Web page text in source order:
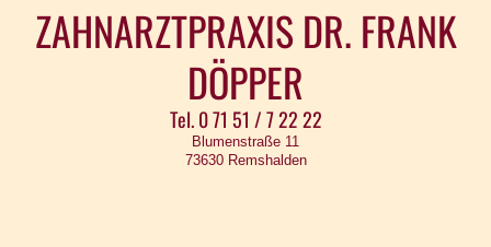
ZAHNARZTPRAXIS DR. FRANK
DÖPPER
Tel. 0 71 51 / 7 22 22
Blumenstraße 11
73630 Remshalden